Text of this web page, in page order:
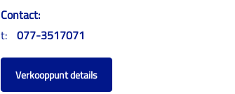
Contact:
t: 077-3517071
Verkooppunt details